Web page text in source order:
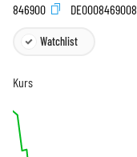
846900
DE0008469008
Watchlist
Kurs